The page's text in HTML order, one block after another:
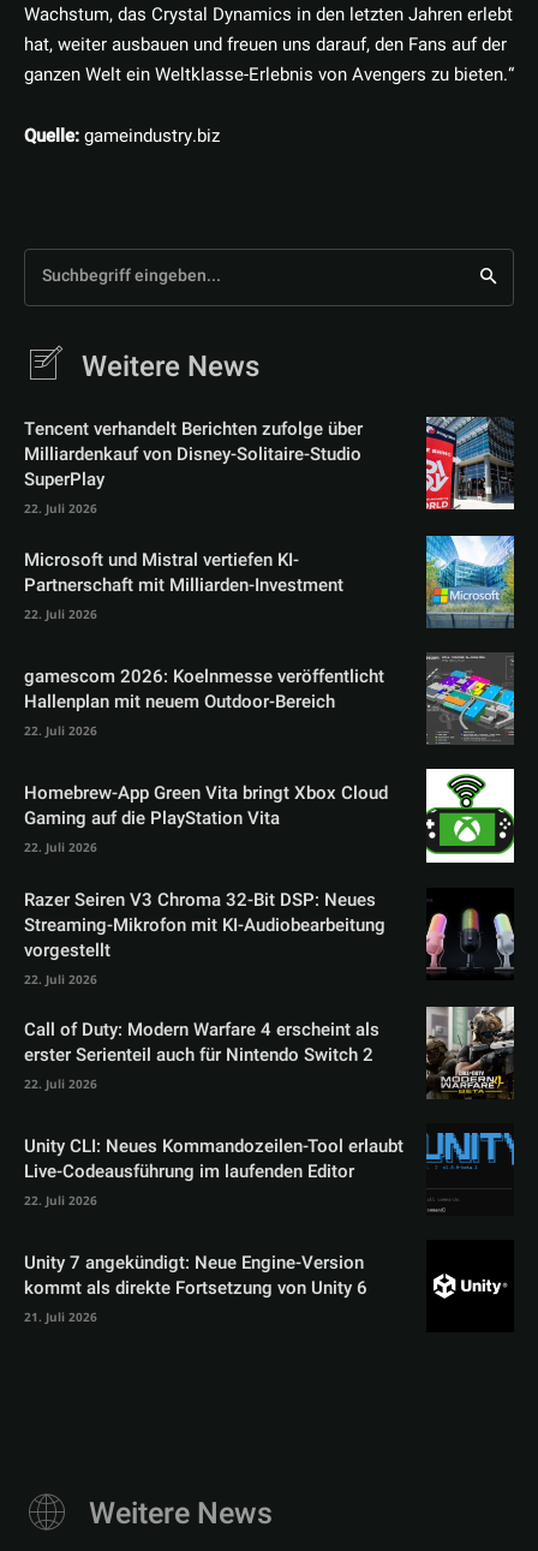
Wachstum, das Crystal Dynamics in den letzten Jahren erlebt
hat, weiter ausbauen und freuen uns darauf, den Fans auf der
ganzen Welt ein Weltklasse-Erlebnis von Avengers zu bieten.“
Quelle:gameindustry.biz
Suchbegriff eingeben...
Weitere News
Tencent verhandelt Berichten zufolge über
Milliardenkauf von Disney-Solitaire-Studio
SuperPlay
22. Juli 2026
Microsoft und Mistral vertiefen KI-
Partnerschaft mit Milliarden-Investment
22. Juli 2026
gamescom 2026: Koelnmesse veröffentlicht
Hallenplan mit neuem Outdoor-Bereich
22. Juli 2026
Homebrew-App Green Vita bringt Xbox Cloud
Gaming auf die PlayStation Vita
22. Juli 2026
Razer Seiren V3 Chroma 32-Bit DSP: Neues
Streaming-Mikrofon mit KI-Audiobearbeitung
vorgestellt
22. Juli 2026
Call of Duty: Modern Warfare 4 erscheint als
erster Serienteil auch für Nintendo Switch 2
22. Juli 2026
Unity CLI: Neues Kommandozeilen-Tool erlaubt
Live-Codeausführung im laufenden Editor
22. Juli 2026
Unity 7 angekündigt: Neue Engine-Version
kommt als direkte Fortsetzung von Unity 6
21. Juli 2026
Weitere News